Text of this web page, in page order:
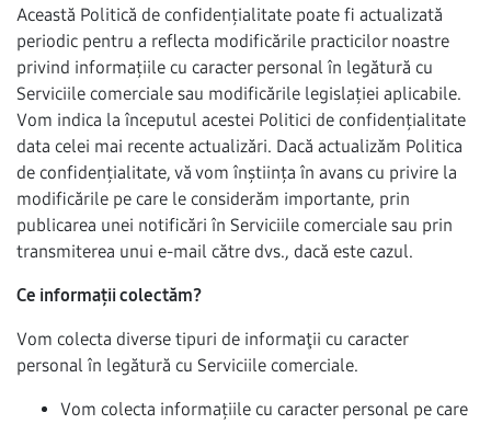
Această Politică de confidențialitate poate fi actualizată
periodic pentru a reflecta modificările practicilor noastre
privind informațiile cu caracter personal în legătură cu
Serviciile comerciale sau modificările legislației aplicabile.
Vom indica la începutul acestei Politici de confidențialitate
data celei mai recente actualizări. Dacă actualizăm Politica
de confidențialitate, vă vom înștiința în avans cu privire la
modificările pe care le considerăm importante, prin
publicarea unei notificări în Serviciile comerciale sau prin
transmiterea unui e-mail către dvs., dacă este cazul.
Ce informații colectăm?
Vom colecta diverse tipuri de informaţii cu caracter
personal în legătură cu Serviciile comerciale.
Vom colecta informațiile cu caracter personal pe care